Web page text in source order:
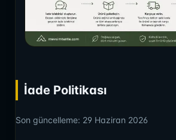
İade Politikası
Son güncelleme: 29 Haziran 2026